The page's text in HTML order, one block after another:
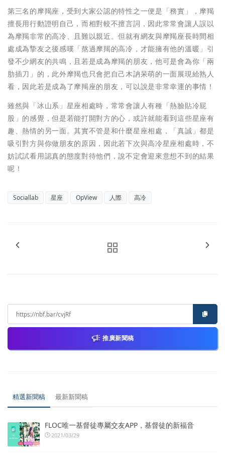
第三名的摩羯座，受到大家公認的特性之一便是「務實」，摩羯
擅長用行動證明自己，而相對較不擅言詞，因此常常會讓人誤以
為摩羯非常的高冷、且難以親近。但就有網友與摩羯座長時間相
處成為摯友之後感嘆「熬過摩羯的高冷，才能擁有他的溫暖」引
發不少網友的共鳴，且若是成為摩羯的朋友，他可是會為你「兩
肋插刀」的，此外摩羯也只會把自己木訥呆萌的一面展現給熟人
看，因此若是成為了摩羯座的朋友，可以說是非常幸運的事情！
雖然與「冰山系」星座相處時，常常會讓人有種「熱臉貼冷屁
股」的感覺，但是若能打開對方的心，或許就能看到這些星座有
趣、熱情的另一面。其實不管是和什麼星座相處，「真誠」都是
吸引對方與你做朋友的原因，因此若下次與高冷星座相處時，不
妨試試看用認真的態度對待他們，說不定會迎來意想不到的結果
呢！
Sociallab 星座 OpView 人際 高冷
推廣新聞稿
精選新聞稿 最新新聞稿
FLOC唯一基督徒專屬交友APP，基督徒的新福音
2021/03/29